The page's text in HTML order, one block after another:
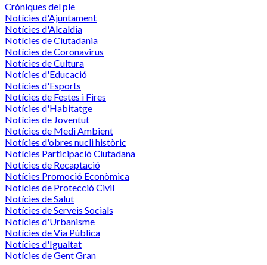
Cròniques del ple
Notícies d'Ajuntament
Notícies d'Alcaldia
Notícies de Ciutadania
Notícies de Coronavirus
Notícies de Cultura
Notícies d'Educació
Notícies d'Esports
Notícies de Festes i Fires
Notícies d'Habitatge
Notícies de Joventut
Notícies de Medi Ambient
Notícies d'obres nucli històric
Notícies Participació Ciutadana
Notícies de Recaptació
Notícies Promoció Econòmica
Notícies de Protecció Civil
Notícies de Salut
Notícies de Serveis Socials
Notícies d'Urbanisme
Notícies de Via Pública
Notícies d'Igualtat
Notícies de Gent Gran